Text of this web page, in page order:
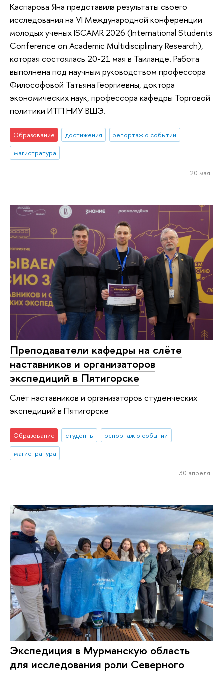
Каспарова Яна представила результаты своего
исследования на VI Международной конференции
молодых ученых ISCAMR 2026 (International Students
Conference on Academic Multidisciplinary Research),
которая состоялась 20-21 мая в Таиланде. Работа
выполнена под научным руководством профессора
Философовой Татьяна Георгиевны, доктора
экономических наук, профессора кафедры Торговой
политики ИТП НИУ ВШЭ.
Образование достижения
репортаж о событии
магистратура
20 мая
Преподаватели кафедры на слёте
наставников и организаторов
экспедиций в Пятигорске
Слёт наставников и организаторов студенческих
экспедиций в Пятигорске
Образование студенты
репортаж о событии
магистратура
30 апреля
Экспедиция в Мурманскую область
для исследования роли Северного